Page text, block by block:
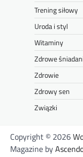
Trening siłowy
Uroda i styl
Witaminy
Zdrowe
Zdrowie
Zdrowy sen
Związki
Copyright © 2026
Magazine by